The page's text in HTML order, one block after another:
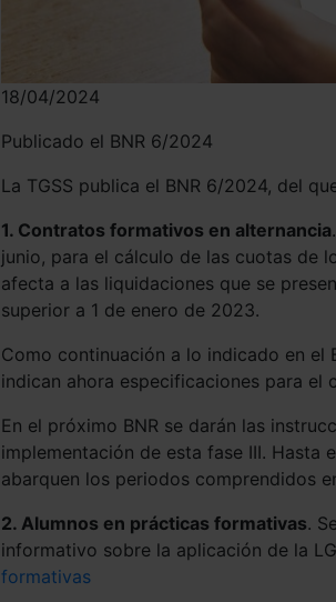
18/04/2024
Publicado el BNR 6/2024
La TGSS publica el BNR 6/2024, del
1. Contratos formativos en alternancia
junio, para el cálculo de las cuotas de
afecta a las liquidaciones que se
superior a 1 de enero de 2023.
Como continuación a lo indicado en
indican ahora especificaciones para el
En el próximo BNR se darán las
implementación de esta fase III. Hasta
abarquen los periodos comprendidos
2. Alumnos en prácticas formativas.
informativo sobre la aplicación de la
formativas